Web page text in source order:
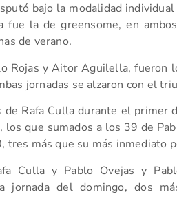
bajo la modalidad
fue la de greensome, en
de verano.
Rojas y Aitor Aguilella, fueron
jornadas se alzaron con el
Rafa Culla durante el primer
los que sumados a los 39 de
tres más que su más inmediato
Culla y Pablo Ovejas y
jornada del domingo, dos